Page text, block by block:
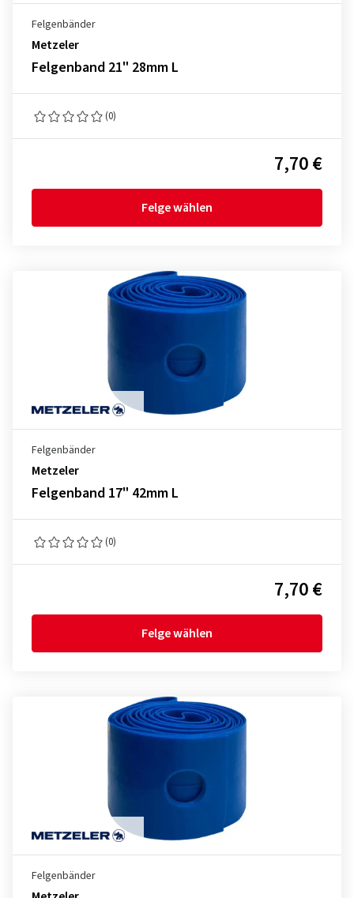
Felgenbänder
Metzeler
Felgenband 21" 28mm L
(0)
7,70 €
Felge wählen
Felgenbänder
Metzeler
Felgenband 17" 42mm L
(0)
7,70 €
Felge wählen
Felgenbänder